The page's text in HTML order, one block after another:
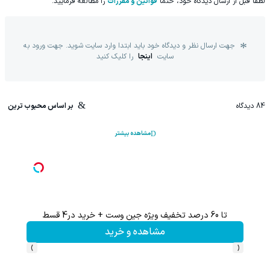
جهت ارسال نظر و دیدگاه خود باید ابتدا وارد سایت شوید. جهت ورود به
سایت اینجا را کلیک کنید
84 دیدگاه بر اساس محبوب ترین
مشاهده بیشتر
تا 60 درصد تخفیف ویژه جین وست + خرید در4 قسط
مشاهده و خرید
‹
›